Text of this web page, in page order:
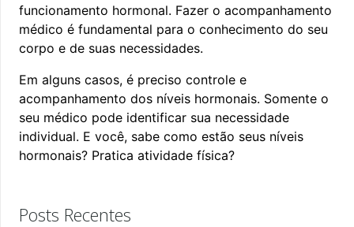
funcionamento hormonal. Fazer o acompanhamento
médico é fundamental para o conhecimento do seu
corpo e de suas necessidades.
Em alguns casos, é preciso controle e
acompanhamento dos níveis hormonais. Somente o
seu médico pode identificar sua necessidade
individual. E você, sabe como estão seus níveis
hormonais? Pratica atividade física?
Posts Recentes